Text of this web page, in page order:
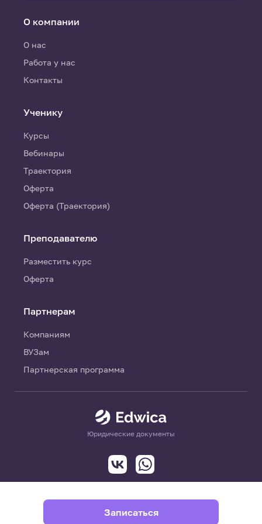
Записаться
Юридические документы
О компании
О нас
Работа у нас
Контакты
Ученику
Курсы
Вебинары
Траектория
Оферта
Оферта (Траектория)
Преподавателю
Разместить курс
Оферта
Партнерам
Компаниям
ВУЗам
Партнерская программа